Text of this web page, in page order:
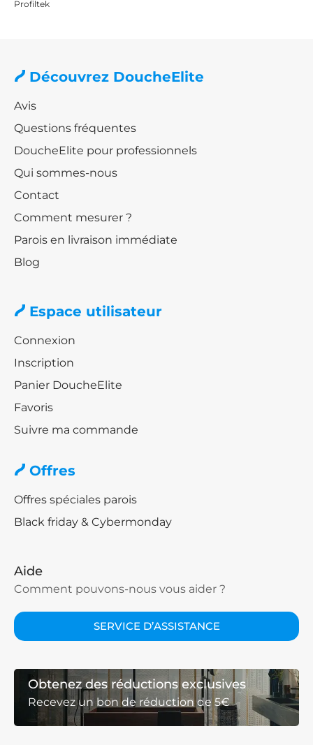
Profiltek
Découvrez DoucheElite
Avis
Questions fréquentes
DoucheElite pour professionnels
Qui sommes-nous
Contact
Comment mesurer ?
Parois en livraison immédiate
Blog
Espace utilisateur
Connexion
Inscription
Panier DoucheElite
Favoris
Suivre ma commande
Offres
Offres spéciales parois
Black friday & Cybermonday
Aide
Comment pouvons-nous vous aider ?
SERVICE D’ASSISTANCE
Obtenez des réductions exclusives
Recevez un bon de réduction de 5€